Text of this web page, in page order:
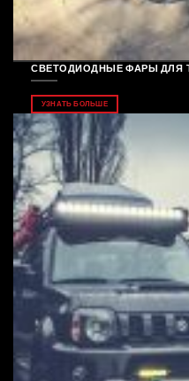
СВЕТОДИОДНЫЕ ФАРЫ ДЛЯ
УЗНАТЬ БОЛЬШЕ